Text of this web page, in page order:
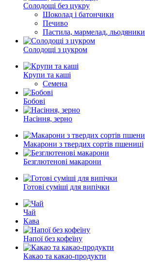
Солодощі без цукру
Шоколад і батончики
Печиво
Пастила, мармелад, льодяники
Солодощі з цукром
Крупи та каші
Семена
Бобові
Насіння, зерно
Макарони з твердих сортів пшениці
Безглютенові макарони
Готові суміші для випічки
Чай
Кава
Напої без кофеїну
Какао та какао-продукти